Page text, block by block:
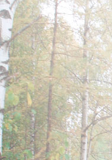
Н.Б.
средней
Рожков
–
177 с.